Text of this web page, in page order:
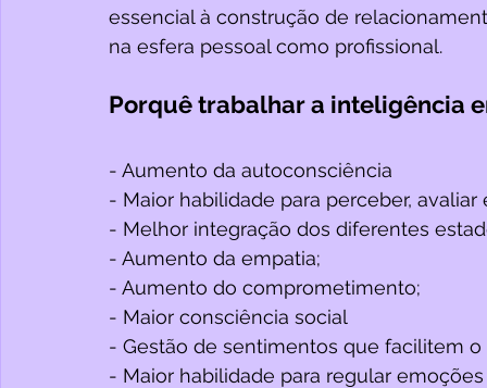
essencial à construção de
na esfera pessoal como profissional.
Porquê trabalhar a inteligência
- Aumento da autoconsciência
- Maior habilidade para perceber,
- Melhor integração dos diferentes
- Aumento da empatia;
- Aumento do comprometimento;
- Maior consciência social
- Gestão de sentimentos que facilitem
- Maior habilidade para regular